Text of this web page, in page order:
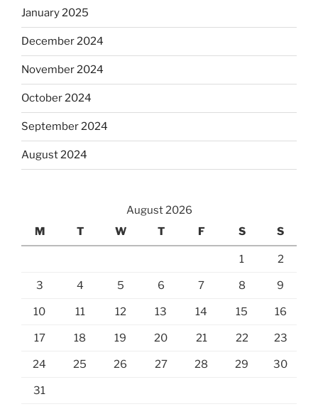
January 2025
December 2024
November 2024
October 2024
September 2024
August 2024
August 2026
M
T W T F S S
1 2
3 4 5 6 7 8 9
10 11 12 13 14 15 16
17 18 19 20 21 22 23
24 25 26 27 28 29 30
31